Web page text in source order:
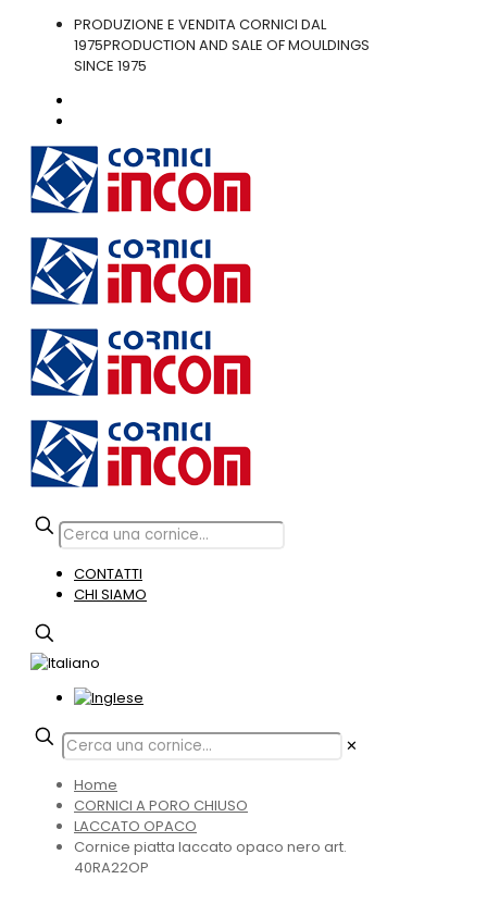
PRODUZIONE E VENDITA CORNICI DAL
1975PRODUCTION AND SALE OF MOULDINGS
SINCE 1975
CONTATTI
CHI SIAMO
✕
Home
CORNICI A PORO CHIUSO
LACCATO OPACO
Cornice piatta laccato opaco nero art.
40RA22OP